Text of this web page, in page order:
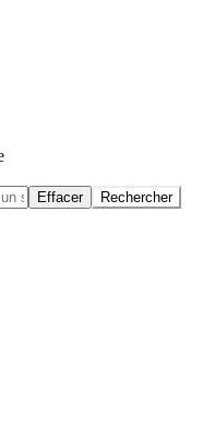
Effacer Rechercher